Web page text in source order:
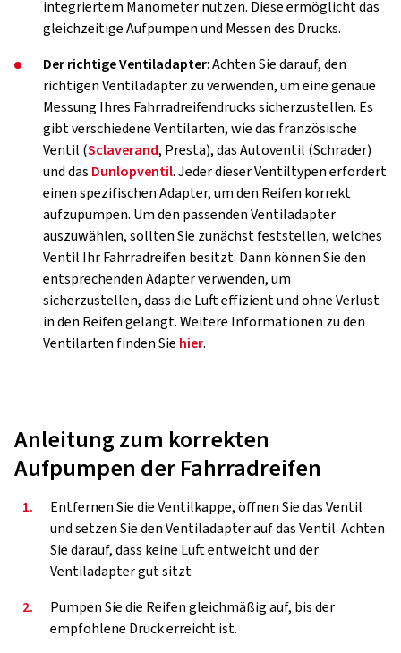
integriertem Manometer nutzen. Diese ermöglicht das
gleichzeitige Aufpumpen und Messen des Drucks.
Der richtige Ventiladapter: Achten Sie darauf, den
richtigen Ventiladapter zu verwenden, um eine genaue
Messung Ihres Fahrradreifendrucks sicherzustellen. Es
gibt verschiedene Ventilarten, wie das französische
Ventil (Sclaverand, Presta), das Autoventil (Schrader)
und das Dunlopventil. Jeder dieser Ventiltypen erfordert
einen spezifischen Adapter, um den Reifen korrekt
aufzupumpen. Um den passenden Ventiladapter
auszuwählen, sollten Sie zunächst feststellen, welches
Ventil Ihr Fahrradreifen besitzt. Dann können Sie den
entsprechenden Adapter verwenden, um
sicherzustellen, dass die Luft effizient und ohne Verlust
in den Reifen gelangt. Weitere Informationen zu den
Ventilarten finden Sie hier.
Anleitung zum korrekten
Aufpumpen der Fahrradreifen
1.
Entfernen Sie die Ventilkappe, öffnen Sie das Ventil
und setzen Sie den Ventiladapter auf das Ventil. Achten
Sie darauf, dass keine Luft entweicht und der
Ventiladapter gut sitzt
2.
Pumpen Sie die Reifen gleichmäßig auf, bis der
empfohlene Druck erreicht ist.